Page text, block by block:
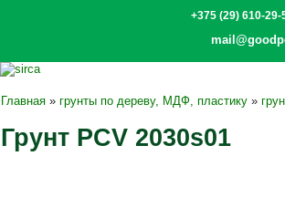
+375 (29) 610-29-
Главная » грунты по дереву, МДФ, пластику »
Грунт PCV 2030s01